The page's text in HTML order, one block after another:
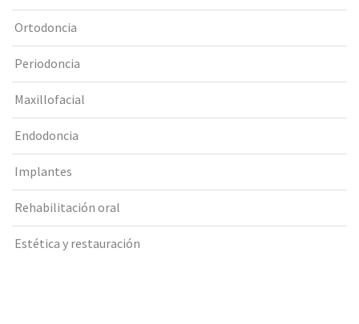
Ortodoncia
Periodoncia
Maxillofacial
Endodoncia
Implantes
Rehabilitación oral
Estética y restauración